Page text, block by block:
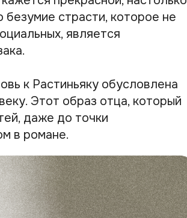
страсти, которое не
является
к Растиньяку обусловлена
Этот образ отца, который
даже до точки
в романе.